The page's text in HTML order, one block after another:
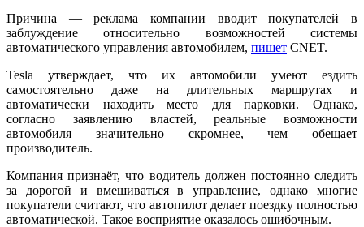
Причина — реклама компании вводит покупателей в
заблуждение относительно возможностей системы
автоматического управления автомобилем, пишет CNET.
Tesla утверждает, что их автомобили умеют ездить
самостоятельно даже на длительных маршрутах и
автоматически находить место для парковки. Однако,
согласно заявлению властей, реальные возможности
автомобиля значительно скромнее, чем обещает
производитель.
Компания признаёт, что водитель должен постоянно следить
за дорогой и вмешиваться в управление, однако многие
покупатели считают, что автопилот делает поездку полностью
автоматической. Такое восприятие оказалось ошибочным.